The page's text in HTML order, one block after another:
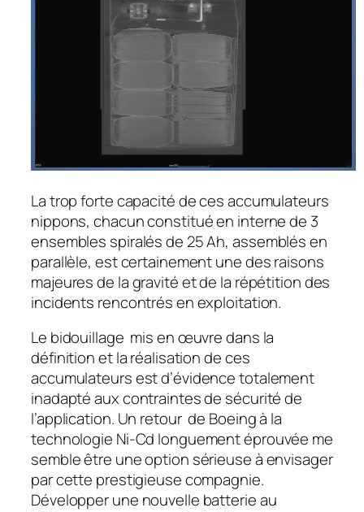
La trop forte capacité de ces accumulateurs
nippons, chacun constitué en interne de 3
ensembles spiralés de 25 Ah, assemblés en
parallèle, est certainement une des raisons
majeures de la gravité et de la répétition des
incidents rencontrés en exploitation.
Le bidouillage mis en œuvre dans la
définition et la réalisation de ces
accumulateurs est d’évidence totalement
inadapté aux contraintes de sécurité de
l’application. Un retour de Boeing à la
technologie Ni-Cd longuement éprouvée me
semble être une option sérieuse à envisager
par cette prestigieuse compagnie.
Développer une nouvelle batterie au